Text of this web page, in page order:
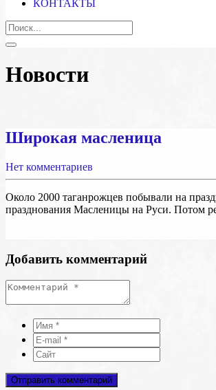
КОНТАКТЫ
Новости
Широкая масленица
Нет комментариев
Около 2000 таганрожцев побывали на
празднования Масленицы на Руси. Потом
Добавить комментарий